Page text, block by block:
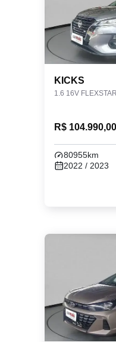
KICKS
1.6 16V
R$ 104.990,00
80955km
2022 / 2023